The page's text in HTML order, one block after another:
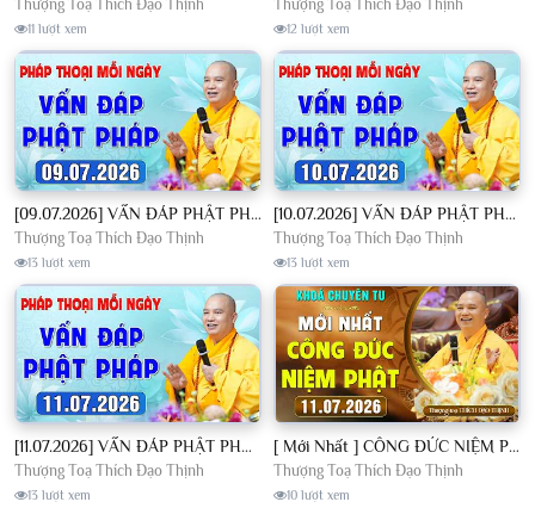
Thượng Toạ Thích Đạo Thịnh
11 lượt xem
Thượng Toạ Thích Đạo Thịnh
12 lượt xem
[09.07.2026] VẤN ĐÁP PHẬT PHÁP - Nghe Thầy giảng Pháp mỗi ngày CÔNG ĐỨC VÔ LƯỢNG│TT. Thích Đạo Thịnh
Thượng Toạ Thích Đạo Thịnh
13 lượt xem
[10.07.2026] VẤN ĐÁP PHẬT PHÁP - Nghe Thầy giảng Pháp mỗi ngày CÔNG ĐỨC VÔ LƯỢNG│TT. Thích Đạo Thịnh
Thượng Toạ Thích Đạo Thịnh
13 lượt xem
[11.07.2026] VẤN ĐÁP PHẬT PHÁP - Nghe Thầy giảng Pháp mỗi ngày CÔNG ĐỨC VÔ LƯỢNG│TT. Thích Đạo Thịnh
Thượng Toạ Thích Đạo Thịnh
13 lượt xem
[ Mới Nhất ] CÔNG ĐỨC NIỆM PHẬT - Khoá Chuyên Tu Chùa Khai Nguyên 11/07/2026 | TT. Thích Đạo Thịnh
Thượng Toạ Thích Đạo Thịnh
10 lượt xem